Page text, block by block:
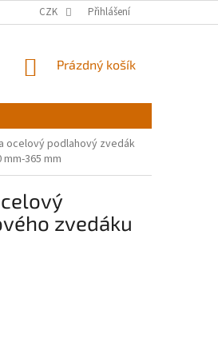
CZK Přihlášení
NÁKUPNÍ
Prázdný košík
ocelový podlahový zvedák
365 mm
zvedáku